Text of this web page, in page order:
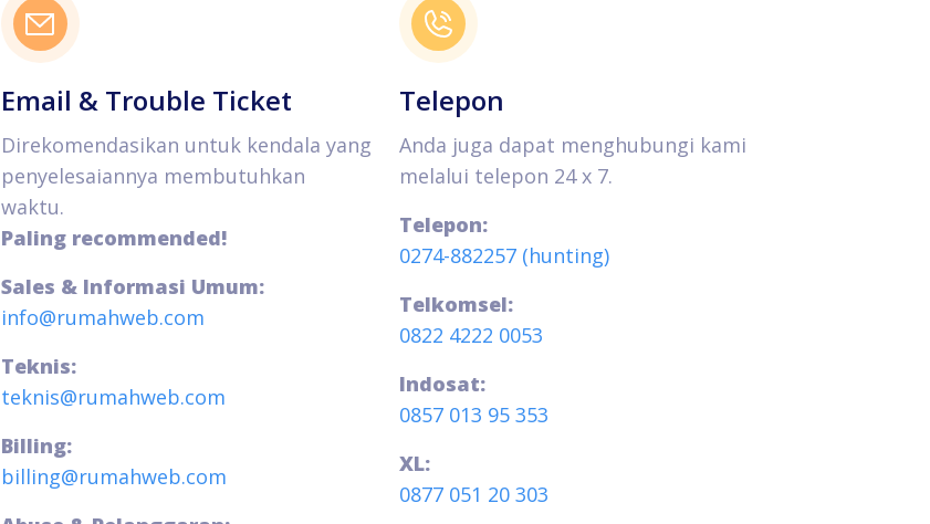
Email & Trouble Ticket
Direkomendasikan untuk kendala yang
penyelesaiannya membutuhkan
waktu.
Paling recommended!
Sales & Informasi Umum:
info@rumahweb.com
Teknis:
teknis@rumahweb.com
Billing:
billing@rumahweb.com
Telepon
Anda juga dapat menghubungi kami
melalui telepon 24 x 7.
Telepon:
0274-882257 (hunting)
Telkomsel:
0822 4222 0053
Indosat:
0857 013 95 353
XL:
0877 051 20 303